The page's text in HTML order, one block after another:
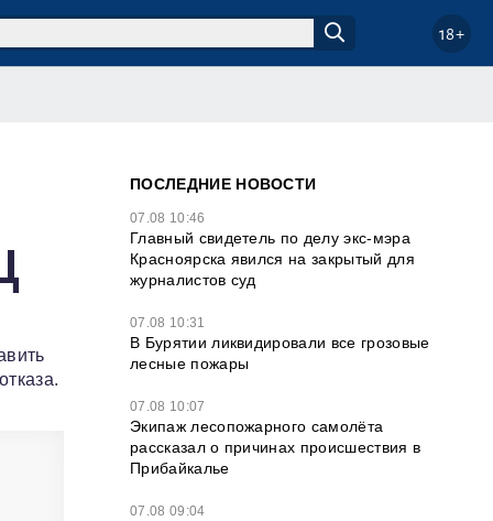
18+
ПОСЛЕДНИЕ НОВОСТИ
07.08 10:46
Главный свидетель по делу экс-мэра
Красноярска явился на закрытый для
журналистов суд
07.08 10:31
В Бурятии ликвидировали все грозовые
лесные пожары
07.08 10:07
Экипаж лесопожарного самолёта
рассказал о причинах происшествия в
Прибайкалье
07.08 09:04